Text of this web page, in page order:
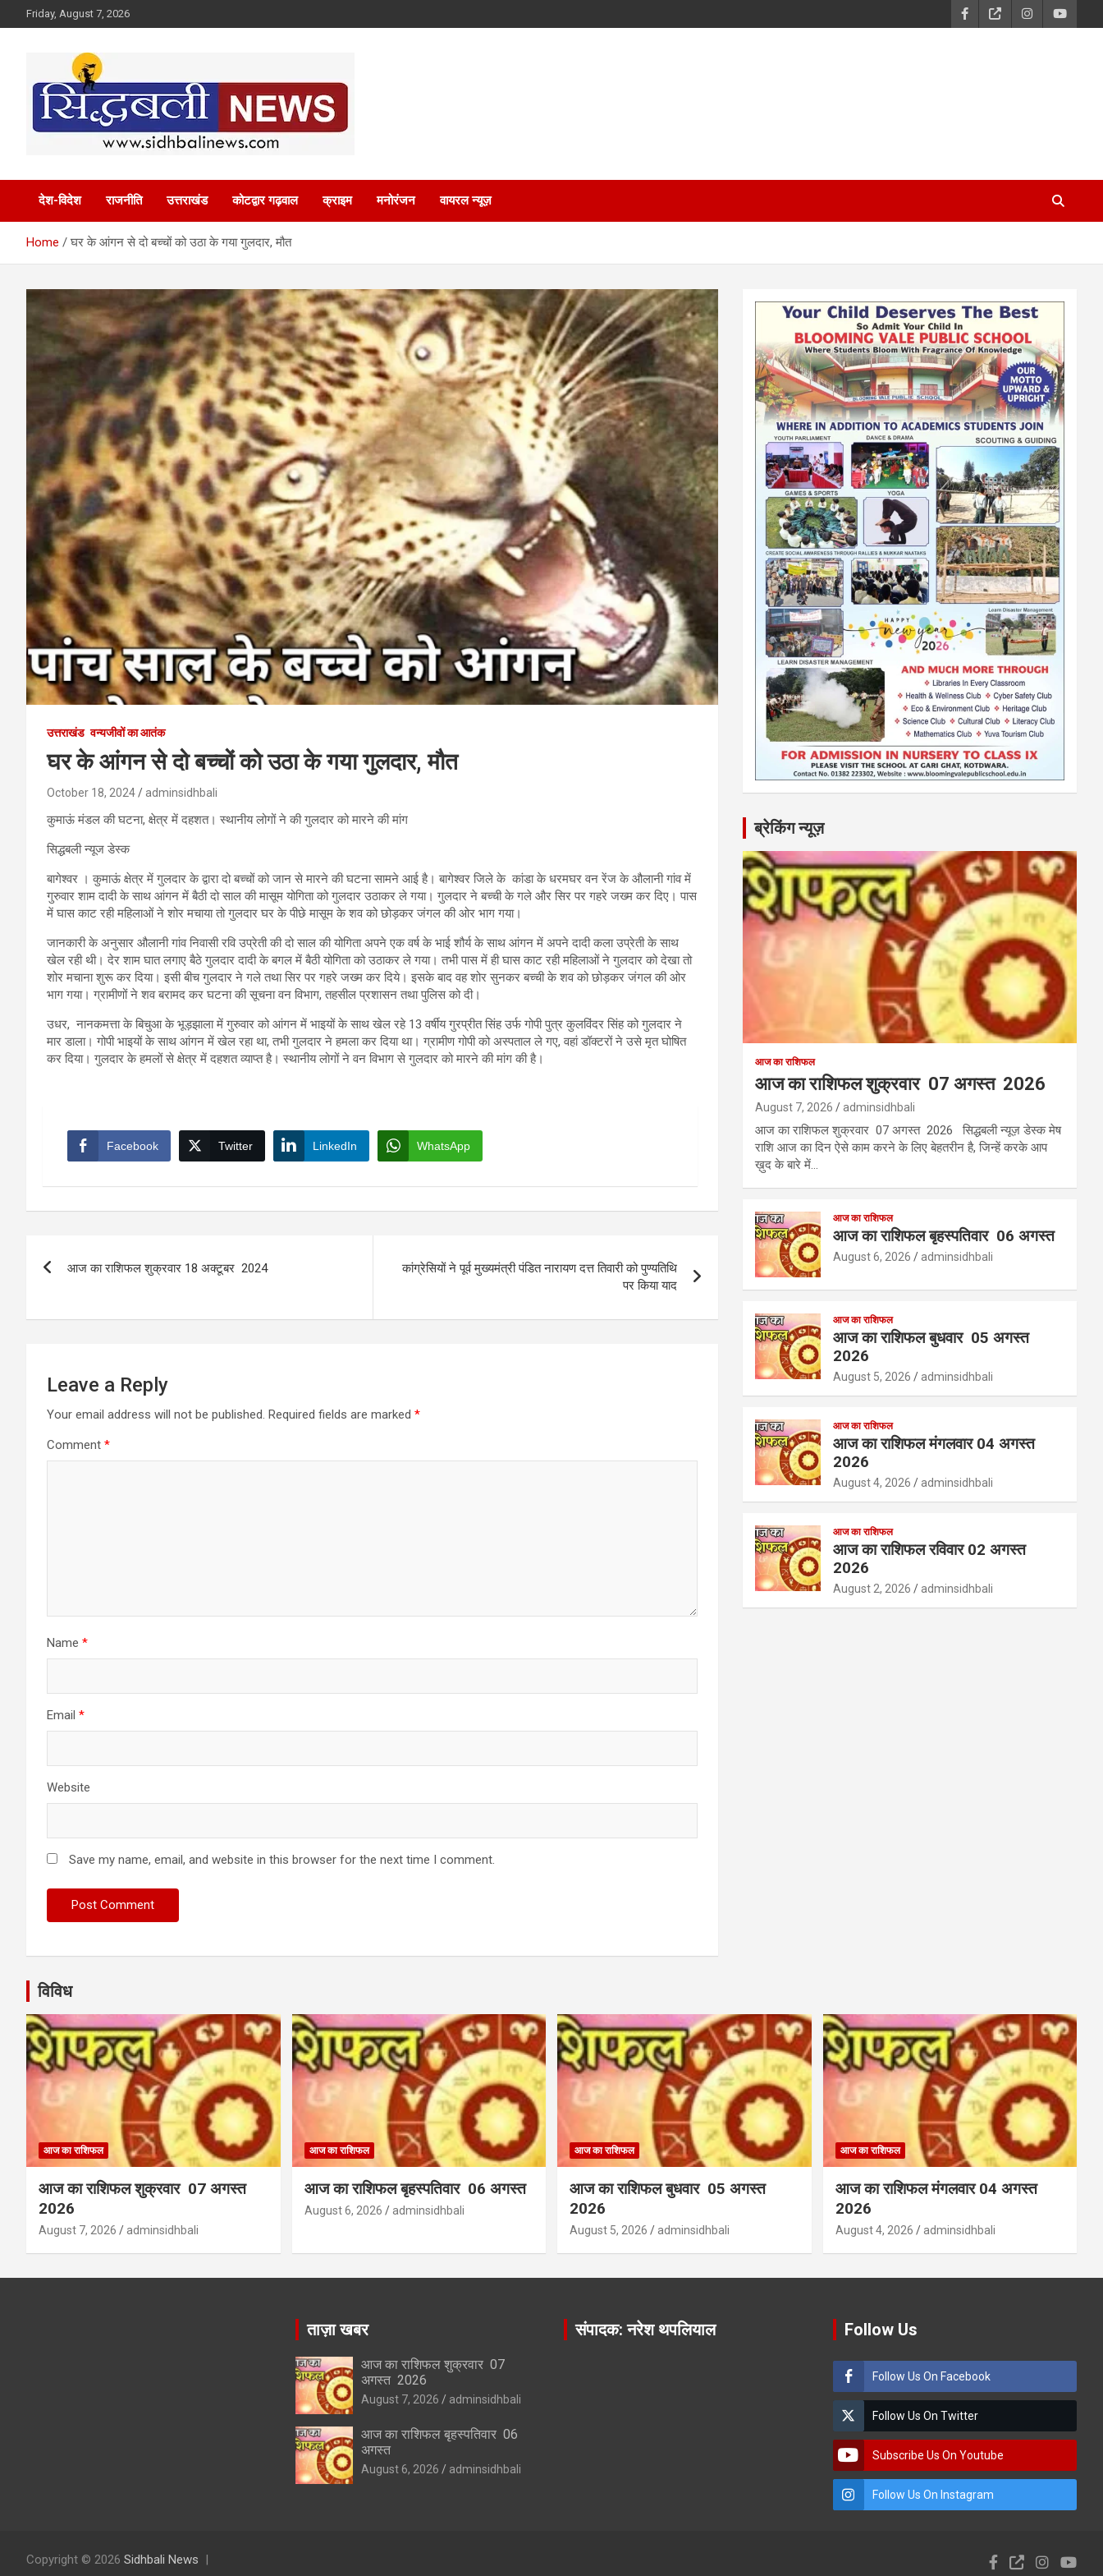
to
Friday, August 7, 2026
Sidhbali News
देश-विदेश राजनीति उत्तराखंड कोटद्वार गढ़वाल क्राइम मनोरंजन वायरल न्यूज़
Home घर के आंगन से दो बच्चों को उठा के गया गुलदार, मौत
उत्तराखंड वन्यजीवों का आतंक
घर के आंगन से दो बच्चों को उठा के गया गुलदार, मौत
October 18, 2024 adminsidhbali
कुमाऊं मंडल की घटना, क्षेत्र में दहशत। स्थानीय लोगों ने की गुलदार को मारने की मांग
सिद्धबली न्यूज डेस्क
बागेश्वर । कुमाऊं क्षेत्र में गुलदार के द्वारा दो बच्चों को जान से मारने की घटना सामने आई है। बागेश्वर जिले के कांडा के धरमघर वन रेंज के औलानी गांव में
गुरुवार शाम दादी के साथ आंगन में बैठी दो साल की मासूम योगिता को गुलदार उठाकर ले गया। गुलदार ने बच्ची के गले और सिर पर गहरे जख्म कर दिए। पास
में घास काट रही महिलाओं ने शोर मचाया तो गुलदार घर के पीछे मासूम के शव को छोड़कर जंगल की ओर भाग गया।
जानकारी के अनुसार औलानी गांव निवासी रवि उप्रेती की दो साल की योगिता अपने एक वर्ष के भाई शौर्य के साथ आंगन में अपने दादी कला उप्रेती के साथ
खेल रही थी। देर शाम घात लगाए बैठे गुलदार दादी के बगल में बैठी योगिता को उठाकर ले गया। तभी पास में ही घास काट रही महिलाओं ने गुलदार को देखा तो
शोर मचाना शुरू कर दिया। इसी बीच गुलदार ने गले तथा सिर पर गहरे जख्म कर दिये। इसके बाद वह शोर सुनकर बच्ची के शव को छोड़कर जंगल की ओर
भाग गया। ग्रामीणों ने शव बरामद कर घटना की सूचना वन विभाग, तहसील प्रशासन तथा पुलिस को दी।
उधर, नानकमत्ता के बिचुआ के भूड़झाला में गुरुवार को आंगन में भाइयों के साथ खेल रहे 13 वर्षीय गुरप्रीत सिंह उर्फ गोपी पुत्र कुलविंदर सिंह को गुलदार ने
मार डाला। गोपी भाइयों के साथ आंगन में खेल रहा था, तभी गुलदार ने हमला कर दिया था। ग्रामीण गोपी को अस्पताल ले गए, वहां डॉक्टरों ने उसे मृत घोषित
कर दिया। गुलदार के हमलों से क्षेत्र में दहशत व्याप्त है। स्थानीय लोगों ने वन विभाग से गुलदार को मारने की मांग की है।
Facebook Twitter LinkedIn WhatsApp
आज का राशिफल शुक्रवार 18 अक्टूबर 2024
कांग्रेसियों ने पूर्व मुख्यमंत्री पंडित नारायण दत्त तिवारी को पुण्यतिथि
पर किया याद
Leave a Reply
Your email address will not be published. Required fields are marked *
Comment *
Name *
Email *
Website
Save my name, email, and website in this browser for the next time I comment.
ब्रेकिंग न्यूज़
आज का राशिफल
आज का राशिफल शुक्रवार 07 अगस्त 2026
August 7, 2026 adminsidhbali
आज का राशिफल शुक्रवार 07 अगस्त 2026 सिद्धबली न्यूज़ डेस्क मेष
राशि आज का दिन ऐसे काम करने के लिए बेहतरीन है, जिन्हें करके आप
ख़ुद के बारे में…
आज का राशिफल
आज का राशिफल बृहस्पतिवार 06 अगस्त
August 6, 2026 adminsidhbali
आज का राशिफल
आज का राशिफल बुधवार 05 अगस्त
2026
August 5, 2026 adminsidhbali
आज का राशिफल
आज का राशिफल मंगलवार 04 अगस्त
2026
August 4, 2026 adminsidhbali
आज का राशिफल
आज का राशिफल रविवार 02 अगस्त
2026
August 2, 2026 adminsidhbali
विविध
आज का राशिफल
आज का राशिफल शुक्रवार 07 अगस्त
2026
August 7, 2026 adminsidhbali
आज का राशिफल
आज का राशिफल बृहस्पतिवार 06 अगस्त
August 6, 2026 adminsidhbali
आज का राशिफल
आज का राशिफल बुधवार 05 अगस्त
2026
August 5, 2026 adminsidhbali
आज का राशिफल
आज का राशिफल मंगलवार 04 अगस्त
2026
August 4, 2026 adminsidhbali
ताज़ा खबर
आज का राशिफल शुक्रवार 07
अगस्त 2026
August 7, 2026 adminsidhbali
आज का राशिफल बृहस्पतिवार 06
अगस्त
August 6, 2026 adminsidhbali
संपादक: नरेश थपलियाल Follow Us
Follow Us On Facebook
Follow Us On Twitter
Subscribe Us On Youtube
Follow Us On Instagram
Copyright © 2026 Sidhbali News